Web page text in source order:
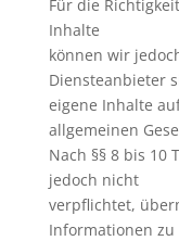
Für die
Inhalte
können wir
Diensteanbieter
eigene Inhalte
allgemeinen
Nach §§ 8 bis 10
jedoch nicht
verpflichtet,
Informationen zu